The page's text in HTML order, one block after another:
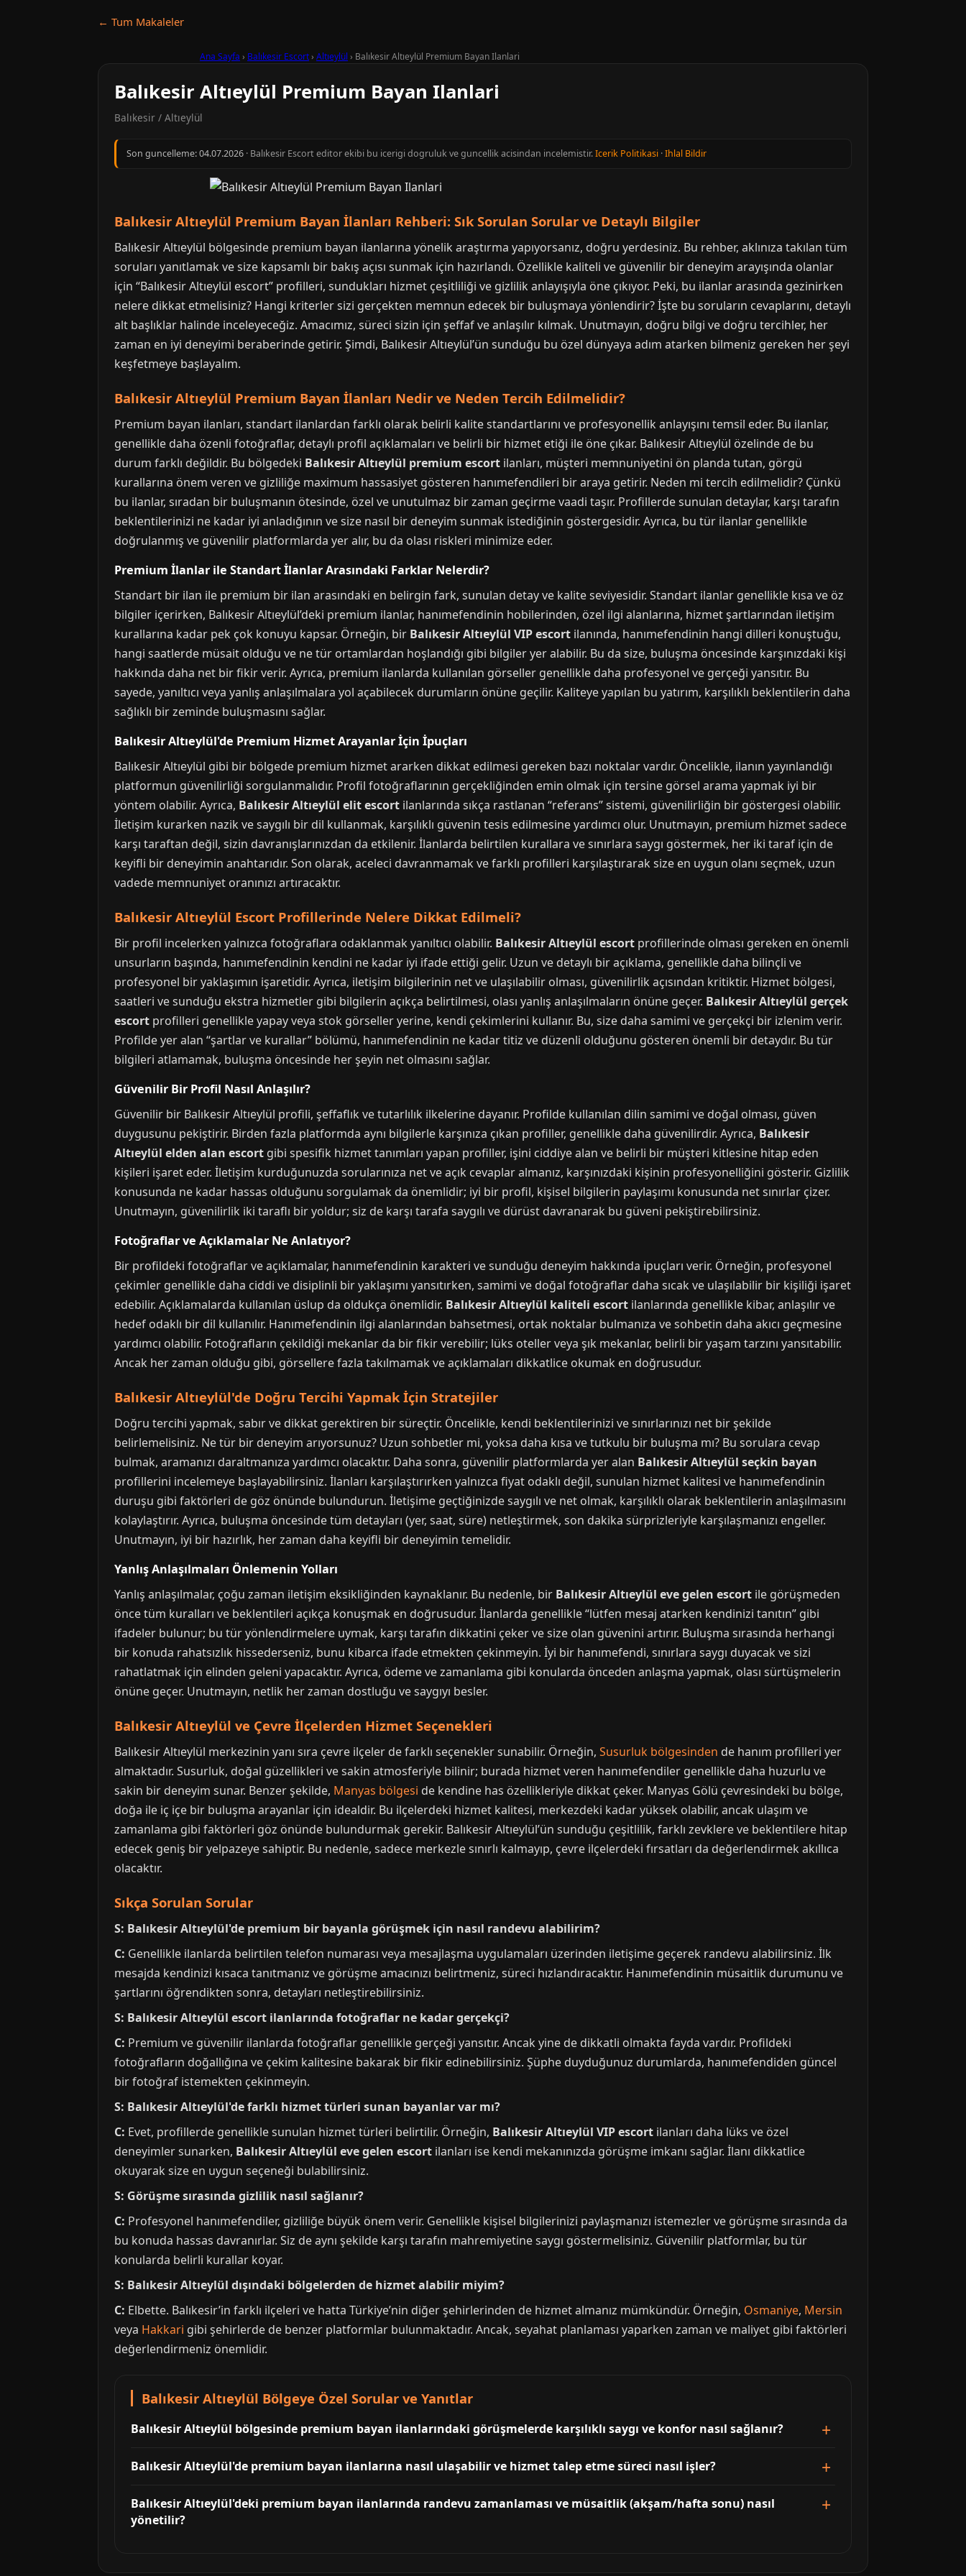
← Tum Makaleler
Ana Sayfa › Balıkesir Escort› Altıeylül › Balıkesir Altıeylül Premium Bayan Ilanlari
Balıkesir Altıeylül Premium Bayan Ilanlari
Balıkesir / Altıeylül
Son guncelleme:04.07.2026 · Balıkesir Escort editor ekibi bu icerigi dogruluk ve guncellik acisindan incelemistir.Icerik Politikasi ·Ihlal Bildir
Balıkesir Altıeylül Premium Bayan İlanları Rehberi: Sık Sorulan Sorular ve Detaylı Bilgiler
Balıkesir Altıeylül bölgesinde premium bayan ilanlarına yönelik araştırma yapıyorsanız, doğru yerdesiniz. Bu rehber, aklınıza takılan tüm
soruları yanıtlamak ve size kapsamlı bir bakış açısı sunmak için hazırlandı. Özellikle kaliteli ve güvenilir bir deneyim arayışında olanlar
için “Balıkesir Altıeylül escort” profilleri, sundukları hizmet çeşitliliği ve gizlilik anlayışıyla öne çıkıyor. Peki, bu ilanlar arasında gezinirken
nelere dikkat etmelisiniz? Hangi kriterler sizi gerçekten memnun edecek bir buluşmaya yönlendirir? İşte bu soruların cevaplarını, detaylı
alt başlıklar halinde inceleyeceğiz. Amacımız, süreci sizin için şeffaf ve anlaşılır kılmak. Unutmayın, doğru bilgi ve doğru tercihler, her
zaman en iyi deneyimi beraberinde getirir. Şimdi, Balıkesir Altıeylül’ün sunduğu bu özel dünyaya adım atarken bilmeniz gereken her şeyi
keşfetmeye başlayalım.
Balıkesir Altıeylül Premium Bayan İlanları Nedir ve Neden Tercih Edilmelidir?
Premium bayan ilanları, standart ilanlardan farklı olarak belirli kalite standartlarını ve profesyonellik anlayışını temsil eder. Bu ilanlar,
genellikle daha özenli fotoğraflar, detaylı profil açıklamaları ve belirli bir hizmet etiği ile öne çıkar. Balıkesir Altıeylül özelinde de bu
durum farklı değildir. Bu bölgedeki Balıkesir Altıeylül premium escort ilanları, müşteri memnuniyetini ön planda tutan, görgü
kurallarına önem veren ve gizliliğe maximum hassasiyet gösteren hanımefendileri bir araya getirir. Neden mi tercih edilmelidir? Çünkü
bu ilanlar, sıradan bir buluşmanın ötesinde, özel ve unutulmaz bir zaman geçirme vaadi taşır. Profillerde sunulan detaylar, karşı tarafın
beklentilerinizi ne kadar iyi anladığının ve size nasıl bir deneyim sunmak istediğinin göstergesidir. Ayrıca, bu tür ilanlar genellikle
doğrulanmış ve güvenilir platformlarda yer alır, bu da olası riskleri minimize eder.
Premium İlanlar ile Standart İlanlar Arasındaki Farklar Nelerdir?
Standart bir ilan ile premium bir ilan arasındaki en belirgin fark, sunulan detay ve kalite seviyesidir. Standart ilanlar genellikle kısa ve öz
bilgiler içerirken, Balıkesir Altıeylül’deki premium ilanlar, hanımefendinin hobilerinden, özel ilgi alanlarına, hizmet şartlarından iletişim
kurallarına kadar pek çok konuyu kapsar. Örneğin, bir Balıkesir Altıeylül VIP escort ilanında, hanımefendinin hangi dilleri konuştuğu,
hangi saatlerde müsait olduğu ve ne tür ortamlardan hoşlandığı gibi bilgiler yer alabilir. Bu da size, buluşma öncesinde karşınızdaki kişi
hakkında daha net bir fikir verir. Ayrıca, premium ilanlarda kullanılan görseller genellikle daha profesyonel ve gerçeği yansıtır. Bu
sayede, yanıltıcı veya yanlış anlaşılmalara yol açabilecek durumların önüne geçilir. Kaliteye yapılan bu yatırım, karşılıklı beklentilerin daha
sağlıklı bir zeminde buluşmasını sağlar.
Balıkesir Altıeylül'de Premium Hizmet Arayanlar İçin İpuçları
Balıkesir Altıeylül gibi bir bölgede premium hizmet ararken dikkat edilmesi gereken bazı noktalar vardır. Öncelikle, ilanın yayınlandığı
platformun güvenilirliği sorgulanmalıdır. Profil fotoğraflarının gerçekliğinden emin olmak için tersine görsel arama yapmak iyi bir
yöntem olabilir. Ayrıca, Balıkesir Altıeylül elit escort ilanlarında sıkça rastlanan “referans” sistemi, güvenilirliğin bir göstergesi olabilir.
İletişim kurarken nazik ve saygılı bir dil kullanmak, karşılıklı güvenin tesis edilmesine yardımcı olur. Unutmayın, premium hizmet sadece
karşı taraftan değil, sizin davranışlarınızdan da etkilenir. İlanlarda belirtilen kurallara ve sınırlara saygı göstermek, her iki taraf için de
keyifli bir deneyimin anahtarıdır. Son olarak, aceleci davranmamak ve farklı profilleri karşılaştırarak size en uygun olanı seçmek, uzun
vadede memnuniyet oranınızı artıracaktır.
Balıkesir Altıeylül Escort Profillerinde Nelere Dikkat Edilmeli?
Bir profil incelerken yalnızca fotoğraflara odaklanmak yanıltıcı olabilir. Balıkesir Altıeylül escort profillerinde olması gereken en önemli
unsurların başında, hanımefendinin kendini ne kadar iyi ifade ettiği gelir. Uzun ve detaylı bir açıklama, genellikle daha bilinçli ve
profesyonel bir yaklaşımın işaretidir. Ayrıca, iletişim bilgilerinin net ve ulaşılabilir olması, güvenilirlik açısından kritiktir. Hizmet bölgesi,
saatleri ve sunduğu ekstra hizmetler gibi bilgilerin açıkça belirtilmesi, olası yanlış anlaşılmaların önüne geçer. Balıkesir Altıeylül gerçek
escort profilleri genellikle yapay veya stok görseller yerine, kendi çekimlerini kullanır. Bu, size daha samimi ve gerçekçi bir izlenim verir.
Profilde yer alan “şartlar ve kurallar” bölümü, hanımefendinin ne kadar titiz ve düzenli olduğunu gösteren önemli bir detaydır. Bu tür
bilgileri atlamamak, buluşma öncesinde her şeyin net olmasını sağlar.
Güvenilir Bir Profil Nasıl Anlaşılır?
Güvenilir bir Balıkesir Altıeylül profili, şeffaflık ve tutarlılık ilkelerine dayanır. Profilde kullanılan dilin samimi ve doğal olması, güven
duygusunu pekiştirir. Birden fazla platformda aynı bilgilerle karşınıza çıkan profiller, genellikle daha güvenilirdir. Ayrıca, Balıkesir
Altıeylül elden alan escort gibi spesifik hizmet tanımları yapan profiller, işini ciddiye alan ve belirli bir müşteri kitlesine hitap eden
kişileri işaret eder. İletişim kurduğunuzda sorularınıza net ve açık cevaplar almanız, karşınızdaki kişinin profesyonelliğini gösterir. Gizlilik
konusunda ne kadar hassas olduğunu sorgulamak da önemlidir; iyi bir profil, kişisel bilgilerin paylaşımı konusunda net sınırlar çizer.
Unutmayın, güvenilirlik iki taraflı bir yoldur; siz de karşı tarafa saygılı ve dürüst davranarak bu güveni pekiştirebilirsiniz.
Fotoğraflar ve Açıklamalar Ne Anlatıyor?
Bir profildeki fotoğraflar ve açıklamalar, hanımefendinin karakteri ve sunduğu deneyim hakkında ipuçları verir. Örneğin, profesyonel
çekimler genellikle daha ciddi ve disiplinli bir yaklaşımı yansıtırken, samimi ve doğal fotoğraflar daha sıcak ve ulaşılabilir bir kişiliği işaret
edebilir. Açıklamalarda kullanılan üslup da oldukça önemlidir. Balıkesir Altıeylül kaliteli escort ilanlarında genellikle kibar, anlaşılır ve
hedef odaklı bir dil kullanılır. Hanımefendinin ilgi alanlarından bahsetmesi, ortak noktalar bulmanıza ve sohbetin daha akıcı geçmesine
yardımcı olabilir. Fotoğrafların çekildiği mekanlar da bir fikir verebilir; lüks oteller veya şık mekanlar, belirli bir yaşam tarzını yansıtabilir.
Ancak her zaman olduğu gibi, görsellere fazla takılmamak ve açıklamaları dikkatlice okumak en doğrusudur.
Balıkesir Altıeylül'de Doğru Tercihi Yapmak İçin Stratejiler
Doğru tercihi yapmak, sabır ve dikkat gerektiren bir süreçtir. Öncelikle, kendi beklentilerinizi ve sınırlarınızı net bir şekilde
belirlemelisiniz. Ne tür bir deneyim arıyorsunuz? Uzun sohbetler mi, yoksa daha kısa ve tutkulu bir buluşma mı? Bu sorulara cevap
bulmak, aramanızı daraltmanıza yardımcı olacaktır. Daha sonra, güvenilir platformlarda yer alan Balıkesir Altıeylül seçkin bayan
profillerini incelemeye başlayabilirsiniz. İlanları karşılaştırırken yalnızca fiyat odaklı değil, sunulan hizmet kalitesi ve hanımefendinin
duruşu gibi faktörleri de göz önünde bulundurun. İletişime geçtiğinizde saygılı ve net olmak, karşılıklı olarak beklentilerin anlaşılmasını
kolaylaştırır. Ayrıca, buluşma öncesinde tüm detayları (yer, saat, süre) netleştirmek, son dakika sürprizleriyle karşılaşmanızı engeller.
Unutmayın, iyi bir hazırlık, her zaman daha keyifli bir deneyimin temelidir.
Yanlış Anlaşılmaları Önlemenin Yolları
Yanlış anlaşılmalar, çoğu zaman iletişim eksikliğinden kaynaklanır. Bu nedenle, bir Balıkesir Altıeylül eve gelen escort ile görüşmeden
önce tüm kuralları ve beklentileri açıkça konuşmak en doğrusudur. İlanlarda genellikle “lütfen mesaj atarken kendinizi tanıtın” gibi
ifadeler bulunur; bu tür yönlendirmelere uymak, karşı tarafın dikkatini çeker ve size olan güvenini artırır. Buluşma sırasında herhangi
bir konuda rahatsızlık hissederseniz, bunu kibarca ifade etmekten çekinmeyin. İyi bir hanımefendi, sınırlara saygı duyacak ve sizi
rahatlatmak için elinden geleni yapacaktır. Ayrıca, ödeme ve zamanlama gibi konularda önceden anlaşma yapmak, olası sürtüşmelerin
önüne geçer. Unutmayın, netlik her zaman dostluğu ve saygıyı besler.
Balıkesir Altıeylül ve Çevre İlçelerden Hizmet Seçenekleri
Balıkesir Altıeylül merkezinin yanı sıra çevre ilçeler de farklı seçenekler sunabilir. Örneğin, Susurluk bölgesinden de hanım profilleri yer
almaktadır. Susurluk, doğal güzellikleri ve sakin atmosferiyle bilinir; burada hizmet veren hanımefendiler genellikle daha huzurlu ve
sakin bir deneyim sunar. Benzer şekilde, Manyas bölgesi de kendine has özellikleriyle dikkat çeker. Manyas Gölü çevresindeki bu bölge,
doğa ile iç içe bir buluşma arayanlar için idealdir. Bu ilçelerdeki hizmet kalitesi, merkezdeki kadar yüksek olabilir, ancak ulaşım ve
zamanlama gibi faktörleri göz önünde bulundurmak gerekir. Balıkesir Altıeylül’ün sunduğu çeşitlilik, farklı zevklere ve beklentilere hitap
edecek geniş bir yelpazeye sahiptir. Bu nedenle, sadece merkezle sınırlı kalmayıp, çevre ilçelerdeki fırsatları da değerlendirmek akıllıca
olacaktır.
Sıkça Sorulan Sorular
S: Balıkesir Altıeylül'de premium bir bayanla görüşmek için nasıl randevu alabilirim?
C: Genellikle ilanlarda belirtilen telefon numarası veya mesajlaşma uygulamaları üzerinden iletişime geçerek randevu alabilirsiniz. İlk
mesajda kendinizi kısaca tanıtmanız ve görüşme amacınızı belirtmeniz, süreci hızlandıracaktır. Hanımefendinin müsaitlik durumunu ve
şartlarını öğrendikten sonra, detayları netleştirebilirsiniz.
S: Balıkesir Altıeylül escort ilanlarında fotoğraflar ne kadar gerçekçi?
C: Premium ve güvenilir ilanlarda fotoğraflar genellikle gerçeği yansıtır. Ancak yine de dikkatli olmakta fayda vardır. Profildeki
fotoğrafların doğallığına ve çekim kalitesine bakarak bir fikir edinebilirsiniz. Şüphe duyduğunuz durumlarda, hanımefendiden güncel
bir fotoğraf istemekten çekinmeyin.
S: Balıkesir Altıeylül'de farklı hizmet türleri sunan bayanlar var mı?
C: Evet, profillerde genellikle sunulan hizmet türleri belirtilir. Örneğin, Balıkesir Altıeylül VIP escort ilanları daha lüks ve özel
deneyimler sunarken, Balıkesir Altıeylül eve gelen escort ilanları ise kendi mekanınızda görüşme imkanı sağlar. İlanı dikkatlice
okuyarak size en uygun seçeneği bulabilirsiniz.
S: Görüşme sırasında gizlilik nasıl sağlanır?
C: Profesyonel hanımefendiler, gizliliğe büyük önem verir. Genellikle kişisel bilgilerinizi paylaşmanızı istemezler ve görüşme sırasında da
bu konuda hassas davranırlar. Siz de aynı şekilde karşı tarafın mahremiyetine saygı göstermelisiniz. Güvenilir platformlar, bu tür
konularda belirli kurallar koyar.
S: Balıkesir Altıeylül dışındaki bölgelerden de hizmet alabilir miyim?
C: Elbette. Balıkesir’in farklı ilçeleri ve hatta Türkiye’nin diğer şehirlerinden de hizmet almanız mümkündür. Örneğin, Osmaniye, Mersin
veya Hakkari gibi şehirlerde de benzer platformlar bulunmaktadır. Ancak, seyahat planlaması yaparken zaman ve maliyet gibi faktörleri
değerlendirmeniz önemlidir.
Balıkesir Altıeylül Bölgeye Özel Sorular ve Yanıtlar
Balıkesir Altıeylül bölgesinde premium bayan ilanlarındaki görüşmelerde karşılıklı saygı ve konfor nasıl sağlanır?
Balıkesir Altıeylül'de premium bayan ilanlarına nasıl ulaşabilir ve hizmet talep etme süreci nasıl işler?
Balıkesir Altıeylül'deki premium bayan ilanlarında randevu zamanlaması ve müsaitlik (akşam/hafta sonu) nasıl
yönetilir?